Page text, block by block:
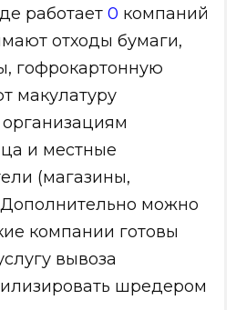
работает 0 компаний
отходы бумаги,
гофрокартонную
макулатуру
и местные
(магазины,
можно
компании готовы
вывоза
шредером